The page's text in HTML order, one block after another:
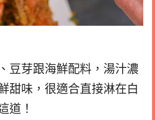
豆芽跟海鮮配料，湯汁濃
甜味，很適合直接淋在白
道！